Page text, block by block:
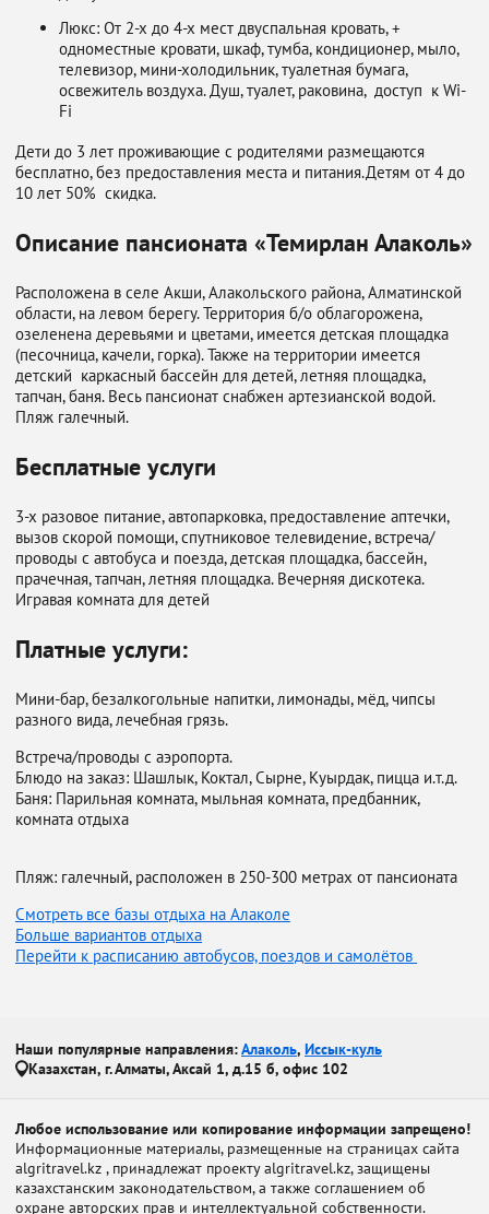
Люкс: От 2-х до 4-х мест двуспальная кровать, +
одноместные кровати, шкаф, тумба, кондиционер, мыло,
телевизор, мини-холодильник, туалетная бумага,
освежитель воздуха. Душ, туалет, раковина, доступ к Wi-
Fi
Дети до 3 лет проживающие с родителями размещаются
бесплатно, без предоставления места и питания.Детям от 4 до
10 лет 50% скидка.
Описание пансионата «Темирлан Алаколь»
Расположена в селе Акши, Алакольского района, Алматинской
области, на левом берегу. Территория б/о облагорожена,
озеленена деревьями и цветами, имеется детская площадка
(песочница, качели, горка). Также на территории имеется
детский каркасный бассейн для детей, летняя площадка,
тапчан, баня. Весь пансионат снабжен артезианской водой.
Пляж галечный.
Бесплатные услуги
3-х разовое питание, автопарковка, предоставление аптечки,
вызов скорой помощи, спутниковое телевидение, встреча/
проводы с автобуса и поезда, детская площадка, бассейн,
прачечная, тапчан, летняя площадка. Вечерняя дискотека.
Игравая комната для детей
Платные услуги:
Мини-бар, безалкогольные напитки, лимонады, мёд, чипсы
разного вида, лечебная грязь.
Встреча/проводы с аэропорта.
Блюдо на заказ: Шашлык, Коктал, Сырне, Куырдак, пицца и.т.д.
Баня: Парильная комната, мыльная комната, предбанник,
комната отдыха
Пляж: галечный, расположен в 250-300 метрах от пансионата
Смотреть все базы отдыха на Алаколе
Больше вариантов отдыха
Перейти к расписанию автобусов, поездов и самолётов
Наши популярные направления:Алаколь, Иссык-куль
Казахстан, г. Алматы, Аксай 1, д.15 б, офис 102
Любое использование или копирование информации запрещено!
Информационные материалы, размещенные на страницах сайта
algritravel.kz , принадлежат проекту algritravel.kz, защищены
казахстанским законодательством, а также соглашением об
охране авторских прав и интеллектуальной собственности.